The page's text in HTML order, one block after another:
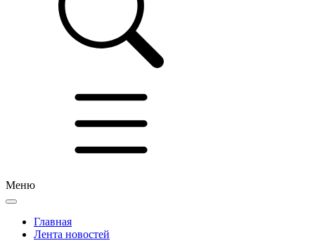
Меню
Главная
Лента новостей